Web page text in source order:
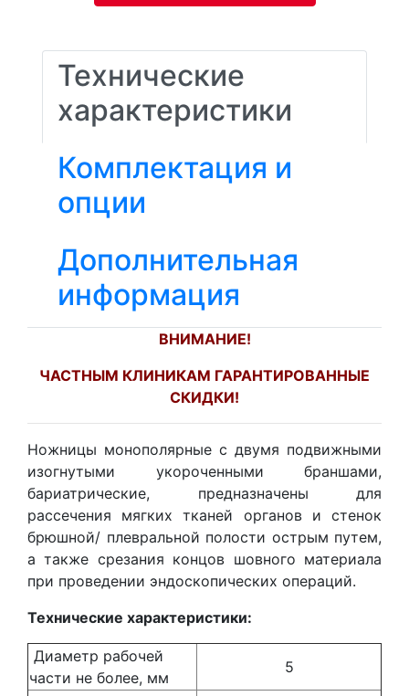
Технические
характеристики
Комплектация и
опции
Дополнительная
информация
ВНИМАНИЕ!
ЧАСТНЫМ КЛИНИКАМ ГАРАНТИРОВАННЫЕ
СКИДКИ!
Ножницы монополярные с двумя подвижными
изогнутыми укороченными браншами,
бариатрические, предназначены для
рассечения мягких тканей органов и стенок
брюшной/ плевральной полости острым путем,
а также срезания концов шовного материала
при проведении эндоскопических операций.
Технические характеристики:
Диаметр рабочей
части не более, мм
5